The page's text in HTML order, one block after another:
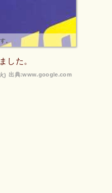
。
した。
出典:www.google.com
)